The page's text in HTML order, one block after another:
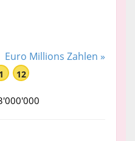
Euro Millions Zahlen »
1 12